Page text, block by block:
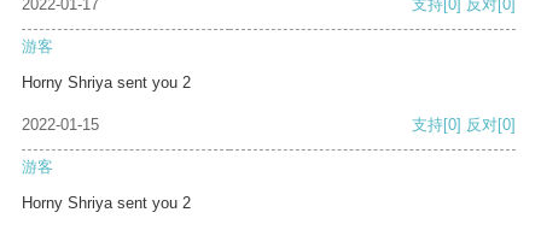
2022-01-17 支持[0] 反对[0]
游客
Horny Shriya sent you 2
2022-01-15 支持[0] 反对[0]
游客
Horny Shriya sent you 2